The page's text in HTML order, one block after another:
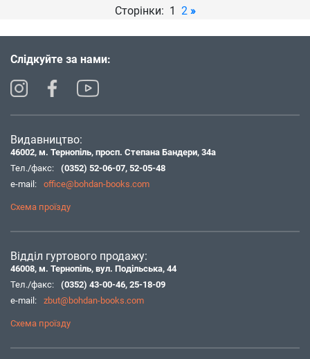
Сторінки: 1 2 »
Слідкуйте за нами:
Видавництво:
46002, м. Тернопіль, просп. Степана Бандери, 34а
Тел./факс:
(0352) 52-06-07, 52-05-48
e-mail:
office@bohdan-books.com
Схема проїзду
Відділ гуртового продажу:
46008, м. Тернопіль, вул. Подільська, 44
Тел./факс:
(0352) 43-00-46, 25-18-09
e-mail:
zbut@bohdan-books.com
Схема проїзду